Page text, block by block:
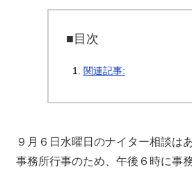
■目次
関連記事:
９月６日水曜日のナイター相談は
事務所行事のため、午後６時に事